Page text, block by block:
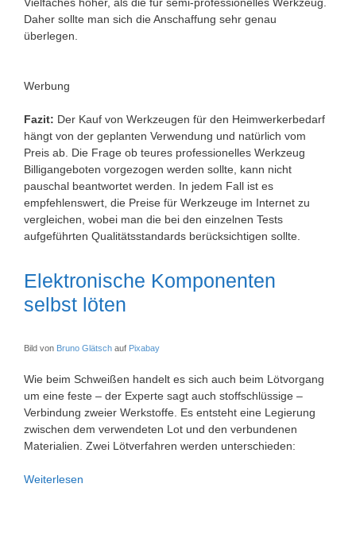
Daher sollte man sich die Anschaffung sehr genau
überlegen.
Werbung
Fazit: Der Kauf von Werkzeugen für den Heimwerkerbedarf
hängt von der geplanten Verwendung und natürlich vom
Preis ab. Die Frage ob teures professionelles Werkzeug
Billigangeboten vorgezogen werden sollte, kann nicht
pauschal beantwortet werden. In jedem Fall ist es
empfehlenswert, die Preise für Werkzeuge im Internet zu
vergleichen, wobei man die bei den einzelnen Tests
aufgeführten Qualitätsstandards berücksichtigen sollte.
Elektronische Komponenten
selbst löten
Bild von Bruno Glätsch auf Pixabay
Wie beim Schweißen handelt es sich auch beim Lötvorgang
um eine feste – der Experte sagt auch stoffschlüssige –
Verbindung zweier Werkstoffe. Es entsteht eine Legierung
zwischen dem verwendeten Lot und den verbundenen
Materialien. Zwei Lötverfahren werden unterschieden:
Weiterlesen